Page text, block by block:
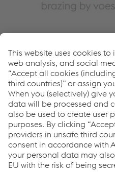
¿Cómo podemos
Si tiene preguntas o
contacto con nosotros.
ayudarle.
Global Product
Enviar correo electrónico